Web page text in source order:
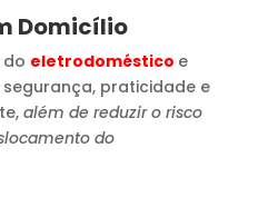
Domicílio
eletrodoméstico e
praticidade e
além de reduzir o risco
do